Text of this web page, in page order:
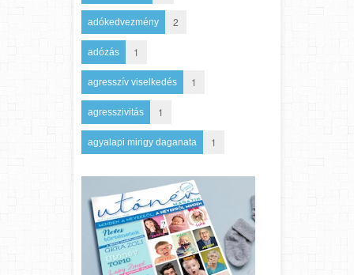
adókedvezmény 2
adózás 1
agresszív viselkedés 1
agresszivitás 1
agyalapi mirigy daganata 1